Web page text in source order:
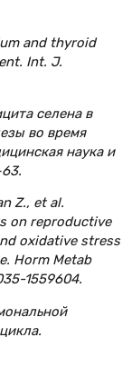
and thyroid
Int. J.
селена в
во время
наука и
Z., et al.
on reproductive
oxidative stress
Horm Metab
1559604.